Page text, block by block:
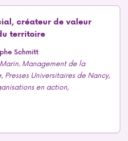
créateur de valeur
territoire
Schmitt
Management de la
Universitaires de Nancy,
en action,